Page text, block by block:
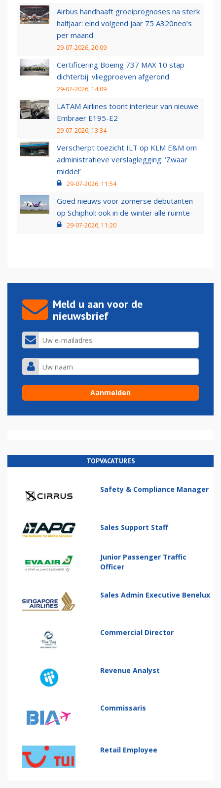
Airbus handhaaft groeiprognoses na sterk
halfjaar: eind volgend jaar 75 A320neo’s
per maand
29-07-2026, 20:09
Certificering Boeing 737 MAX 10 stap
dichterbij: vliegproeven afgerond
29-07-2026, 14:09
LATAM Airlines toont interieur van nieuwe
Embraer E195-E2
29-07-2026, 13:34
Verscherpt toezicht ILT op KLM E&M om
administratieve verslaglegging: ‘Zwaar
middel’
29-07-2026, 11:54
Goed nieuws voor zomerse debutanten
op Schiphol: ook in de winter alle ruimte
29-07-2026, 11:20
Meld u aan voor de
nieuwsbrief
TOPVACATURES
Safety & Compliance Manager
Sales Support Staff
Junior Passenger Traffic
Officer
Sales Admin Executive Benelux
Commercial Director
Revenue Analyst
Commissaris
Retail Employee